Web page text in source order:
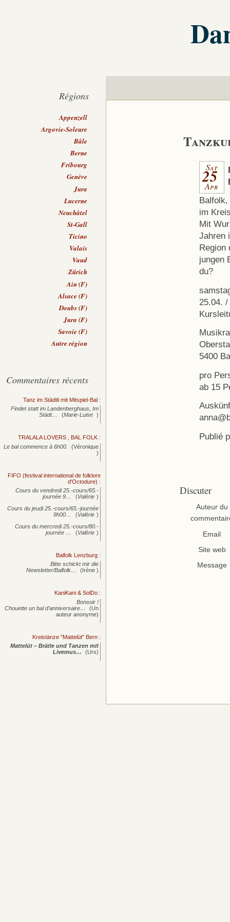
Sat
25
Apr
im
Mit
Jahren
Region
jungen
du?
25.04.
5400
pro
ab 15
Publié
Discuter
Auteur du
Email
Site web
Message
Régions
Appenzell
Argovie-Soleure
Bâle
Berne
Fribourg
Genève
Jura
Lucerne
Neuchâtel
St-Gall
Ticino
Valais
Vaud
Zürich
Ain (F)
Alsace (F)
Doubs (F)
Jura (F)
Savoie (F)
Autre région
Commentaires récents
Tanz im Städtli mit Mitspiel-Bal :
Findet statt im Landenberghaus, Im
Städt…
(Marie-Luise )
TRALALA LOVERS , BAL FOLK :
Le bal commence à 6h00.
(Véronique
)
FIFO (festival international de folklore
d'Octodure) :
Cours du vendredi 25.-cours/65.-
journée 9… (Valérie )
Cours du jeudi 25.-cours/65.-journée
9h00…
(Valérie )
Cours du mercredi 25.-cours/80.-
journée … (Valérie )
Balfolk Lenzburg :
Bitte schickt mir die
Newsletter/Balfolk…
(Irène )
KaniKani & SolDo :
Bonsoir !
Chouette un bal d’anniversaire…
(Un
auteur anonyme)
Kreistänze "Mattelüt" Bern :
Mattelüt – Brätle und Tanzen mit
Livemus…
(Urs)